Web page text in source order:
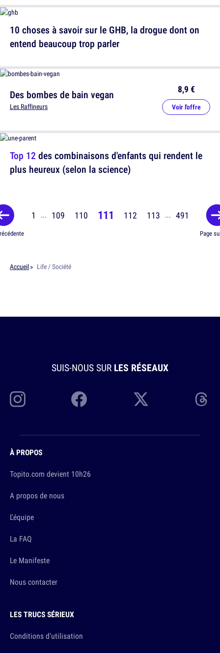
Des bombes de bain vegan
Les Raffineurs
8,9 €
Voir l'offre
10 choses à savoir sur le GHB, la drogue dont on
entend beaucoup trop parler
Top 12 des combinaisons d'enfants qui rendent le
plus heureux (selon la science)
1 ... 109 110 111 112 113 ... 491
Page
Accueil Life / Société
SUIS-NOUS SUR LES RÉSEAUX
À PROPOS
Topito.com devient 10h26
A propos de nous
L'équipe
La FAQ
Le Manifeste
Nous contacter
LES TRUCS SÉRIEUX
Conditions d'utilisation